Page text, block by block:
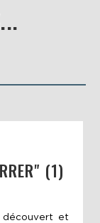
(1)
découvert et